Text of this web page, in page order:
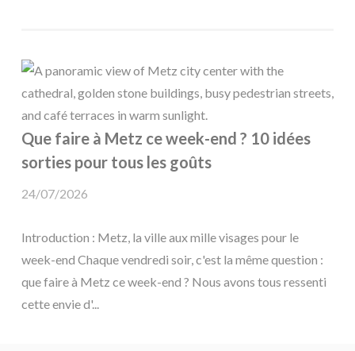
Que faire à Metz ce week-end ? 10 idées
sorties pour tous les goûts
24/07/2026
Introduction : Metz, la ville aux mille visages pour le
week-end Chaque vendredi soir, c'est la même question :
que faire à Metz ce week-end ? Nous avons tous ressenti
cette envie d'...